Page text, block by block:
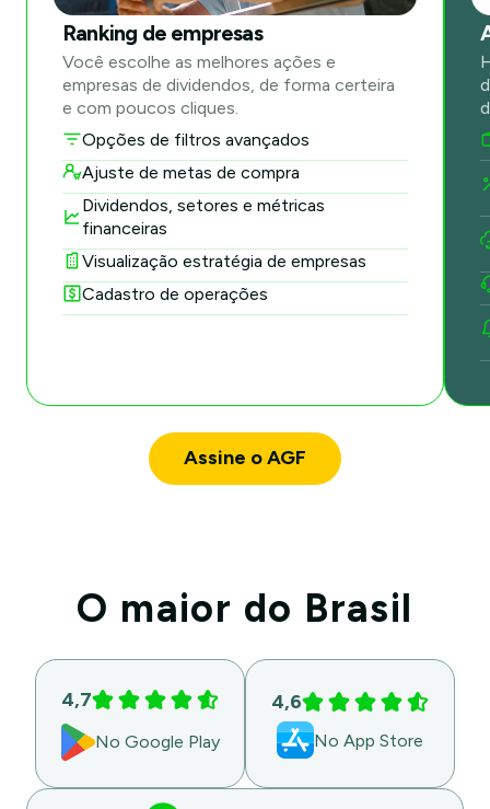
Ranking de empresas
Você escolhe as melhores ações e
empresas de dividendos, de forma certeira
e com poucos cliques.
Opções de filtros avançados
Ajuste de metas de compra
Dividendos, setores e métricas
financeiras
Visualização estratégia de empresas
Cadastro de operações
Assine o AGF
O maior do Brasil
4,7
No Google Play
4,6
No App Store